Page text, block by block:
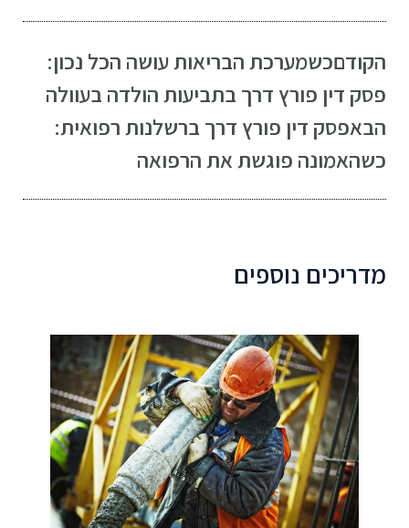
הקודםכשמערכת הבריאות עושה הכל נכון:
פסק דין פורץ דרך בתביעות הולדה בעוולה
הבאפסק דין פורץ דרך ברשלנות רפואית:
כשהאמונה פוגשת את הרפואה
מדריכים נוספים